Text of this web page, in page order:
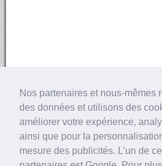
Nos partenaires et nous-mêmes
des données et utilisons des
améliorer votre expérience,
ainsi que pour la
mesure des publicités. L’un de